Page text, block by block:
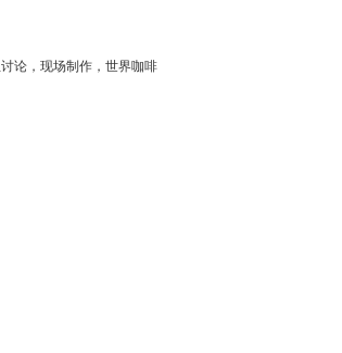
论，现场制作，世界咖啡